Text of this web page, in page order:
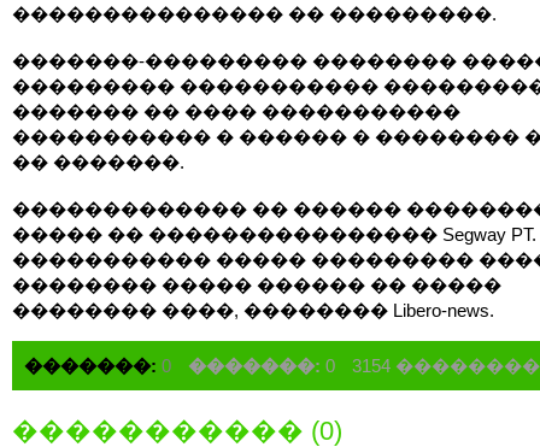
��������������� �� ���������.
�������-��������� ��������
��������� �����������
������� �� ���� �����������
����������� � ������ � ��������
�� �������.
������������� �� ������
����� �� ���������������� Segway PT.
����������� ����� ���������
�������� ����� ������ �� �����
�������� ����, �������� Libero-news.
�������: 0 �������: 0 3154
����������� (0)